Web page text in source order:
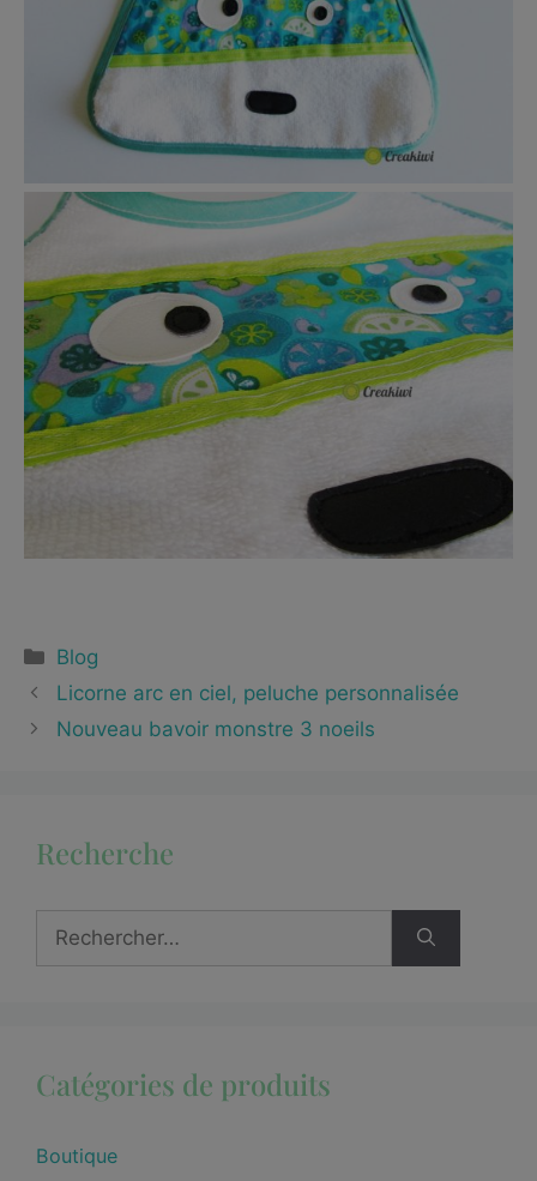
Blog
Licorne arc en ciel, peluche personnalisée
Nouveau bavoir monstre 3 noeils
Recherche
Catégories de produits
Boutique